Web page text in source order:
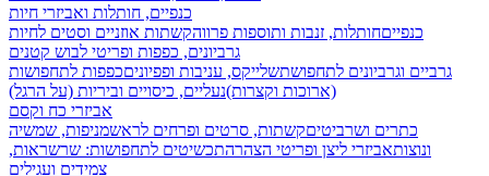
כנפיים, חותלות ואביזרי חיות
כנפייםחותלות, זנבות ותוספות פרווהקשתות אוזניים וסטים לחיות
גרביונים, כפפות ופריטי לבוש קטנים
גרביים וגרביונים לתחפושתשלייקס, עניבות ופפיוניםכפפות לתחפושות
(ארוכות וקצרות)נעליים, כיסויים וביריות (על הרגל)
אביזרי כח וקסם
כתרים ושרביטיםקשתות, סרטים ופרחים לראשמניפות, שמשיה
ונוצותאביזרי ליצן ופריטי הצהרהתכשיטים לתחפושות: שרשראות,
צמידים ועגילים